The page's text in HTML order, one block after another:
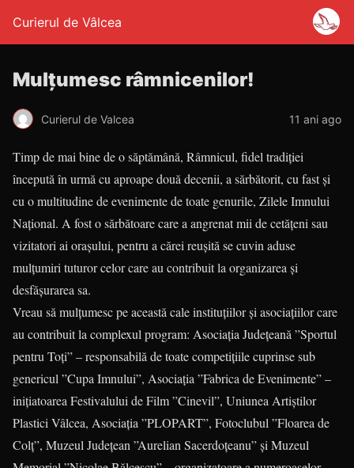
Curierul de Vâlcea
Mulţumesc râmnicenilor!
Curierul de Valcea 11 ani ago
Timp de mai bine de o săptămână, Râmnicul, fidel tradiţiei
începută în urmă cu aproape două decenii, a sărbătorit, cu fast şi
cu o multitudine de evenimente de toate genurile, Zilele Imnului
Naţional. A fost o sărbătoare care a angrenat mii de cetăţeni sau
vizitatori ai oraşului, pentru a cărei reuşită se cuvin aduse
mulţumiri tuturor celor care au contribuit la organizarea şi
desfăşurarea sa.
Vreau să mulţumesc pe această cale instituţiilor şi asociaţiilor care
au contribuit la complexul program: Asociaţia Judeţeană ”Sportul
pentru Toţi” – responsabilă de toate competiţiile cuprinse sub
genericul ”Cupa Imnului”, Asociaţia ”Fabrica de Evenimente” –
iniţiatoarea Festivalului de Film ”Cinevil”, Uniunea Artiştilor
Plastici Vâlcea, Asociaţia ”PLOPART”, Fotoclubul ”Floarea de
Colţ”, Muzeul Judeţean ”Aurelian Sacerdoţeanu” şi Muzeul